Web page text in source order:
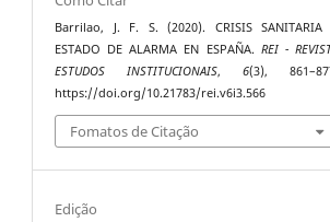
Barrilao, J. F. S. (2020). CRISIS SANITARIA
ESTADO DE ALARMA EN ESPAÑA. REI -
ESTUDOS INSTITUCIONAIS,6(3),
https://doi.org/10.21783/rei.v6i3.566
Fomatos de Citação
Edição